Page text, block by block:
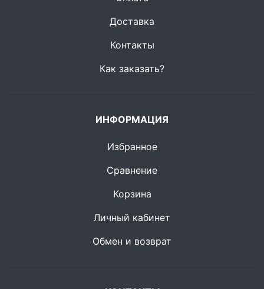
Доставка
Контакты
Как заказать?
ИНФОРМАЦИЯ
Избранное
Сравнение
Корзина
Личный кабинет
Обмен и возврат